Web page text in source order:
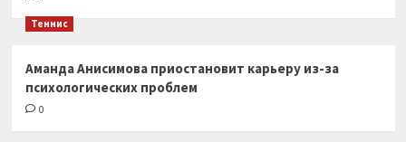
Теннис
Аманда Анисимова приостановит карьеру из-за
психологических проблем
0